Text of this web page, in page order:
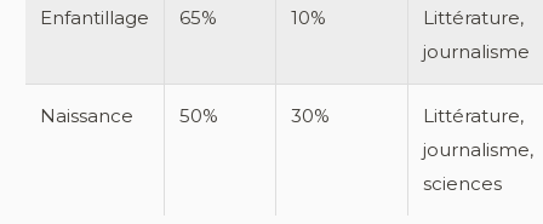
Enfantillage 65% 10%
Littérature,
journalisme
Naissance 50% 30%
Littérature,
journalisme,
sciences